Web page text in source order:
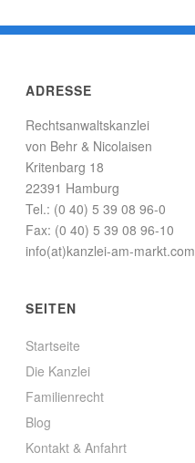
ADRESSE
Rechtsanwaltskanzlei
von Behr & Nicolaisen
Kritenbarg 18
22391 Hamburg
Tel.: (0 40) 5 39 08 96-0
Fax: (0 40) 5 39 08 96-10
info(at)kanzlei-am-markt.com
SEITEN
Startseite
Die Kanzlei
Familienrecht
Blog
Kontakt & Anfahrt